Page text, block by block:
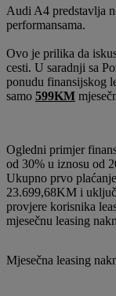
Audi A4 predstavlja
performansama.
Ovo je prilika da
cesti. U saradnji sa
ponudu finansijskog
samo 599KM
Ogledni primjer
od 30% u iznosu od
Ukupno prvo
23.699,68KM i
provjere korisnika
mjesečnu leasing
Mjesečna leasing